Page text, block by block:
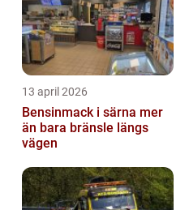
13 april 2026
Bensinmack i särna mer
än bara bränsle längs
vägen